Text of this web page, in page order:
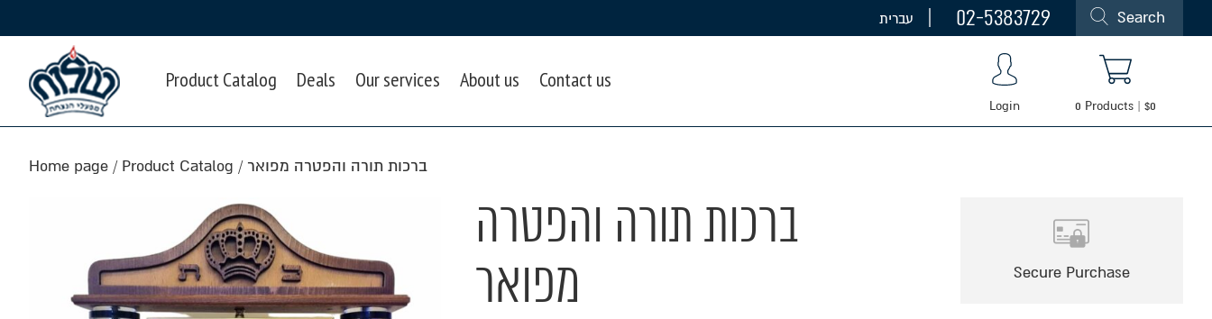
עברית 02-5383729 Search
Product Catalog Deals Our services About us Contact us
Login 0 Products | $0
Home page / Product Catalog / ברכות תורה והפטרה מפואר
ברכות תורה והפטרה
מפואר
Secure Purchase